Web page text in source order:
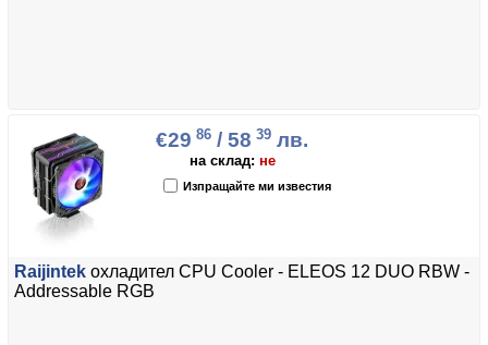
€29 86 / 58 39 лв.
на склад: не
Изпращайте ми известия
Raijintek охладител CPU Cooler - ELEOS 12 DUO RBW -
Addressable RGB